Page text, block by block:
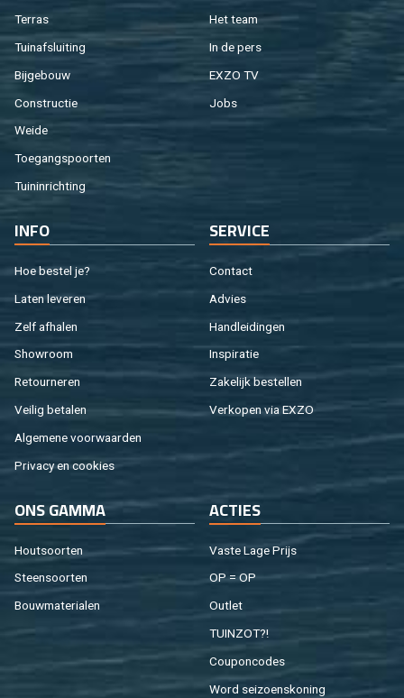
Ter­ras
Tuin­af­slui­ting
Bij­ge­bouw
Con­struc­tie
Weide
Toe­gangs­poor­ten
Tuin­in­rich­ting
Het team
In de pers
EXZO TV
Jobs
INFO
Hoe be­stel je?
Laten le­ve­ren
Zelf af­ha­len
Show­room
Re­tour­ne­ren
Vei­lig be­ta­len
Al­ge­me­ne voor­waar­den
Pri­va­cy en coo­kies
SER­VI­CE
Con­tact
Ad­vies
Hand­lei­din­gen
In­spi­ra­tie
Za­ke­lijk be­stel­len
Ver­ko­pen via EXZO
ONS GAMMA
Hout­soor­ten
Steen­soor­ten
Bouw­ma­te­ri­a­len
AC­TIES
Vaste Lage Prijs
OP = OP
Out­let
TUIN­ZOT?!
Cou­pon­co­des
Word sei­zoens­ko­ning